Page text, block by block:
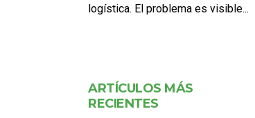
logística. El problema es visible...
ARTÍCULOS MÁS
RECIENTES